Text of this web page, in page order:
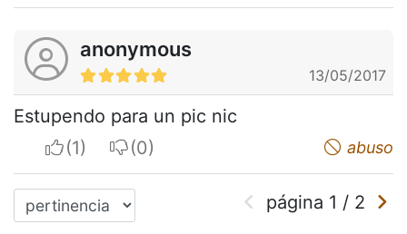
anonymous
13/05/2017
Estupendo para un pic nic
I apreciateI do not appreciate abuso
página 1 / 2